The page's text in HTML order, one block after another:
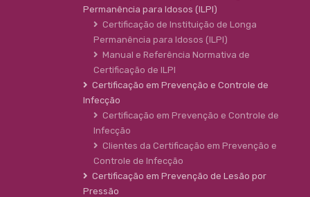
Permanência para Idosos (ILPI)
Certificação de Instituição de Longa
Permanência para Idosos (ILPI)
Manual e Referência Normativa de
Certificação de ILPI
Certificação em Prevenção e Controle de
Infecção
Certificação em Prevenção e Controle de
Infecção
Clientes da Certificação em Prevenção e
Controle de Infecção
Certificação em Prevenção de Lesão por
Pressão